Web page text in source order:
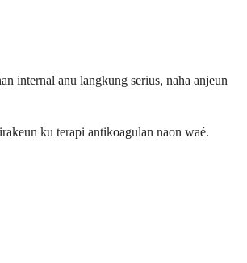
internal anu langkung serius, naha anjeun
ku terapi antikoagulan naon waé.